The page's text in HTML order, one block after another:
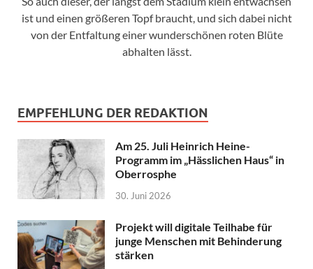
ist und einen größeren Topf braucht, und sich dabei nicht
von der Entfaltung einer wunderschönen roten Blüte
abhalten lässt.
EMPFEHLUNG DER REDAKTION
Am 25. Juli Heinrich Heine-
Programm im „Hässlichen Haus“ in
Oberrosphe
30. Juni 2026
Projekt will digitale Teilhabe für
junge Menschen mit Behinderung
stärken